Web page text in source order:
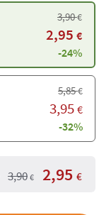
3,90€
2,95 €
-24%
5,85€
3,95 €
-32%
3,90 € 2,95 €